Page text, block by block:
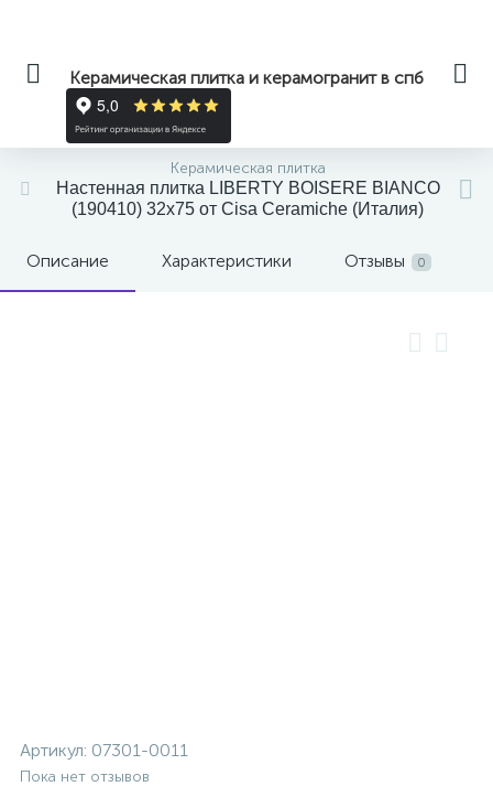
Керамическая плитка и керамогранит в спб
Керамическая плитка
Настенная плитка LIBERTY BOISERE BIANCO
(190410) 32x75 от Cisa Ceramiche (Италия)
Описание Характеристики Отзывы 0
Артикул: 07301-0011
Пока нет отзывов